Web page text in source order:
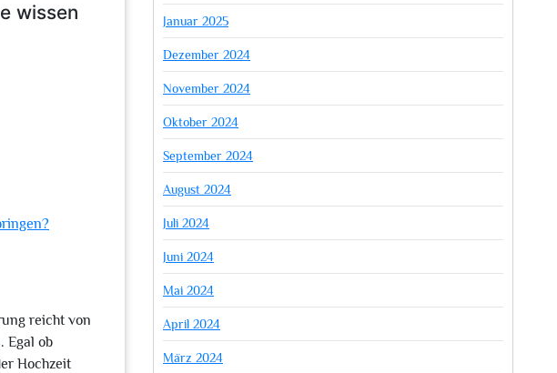
wissen
reicht von
Egal ob
Hochzeit
Januar 2025
Dezember 2024
November 2024
Oktober 2024
September 2024
August 2024
Juli 2024
Juni 2024
Mai 2024
April 2024
März 2024